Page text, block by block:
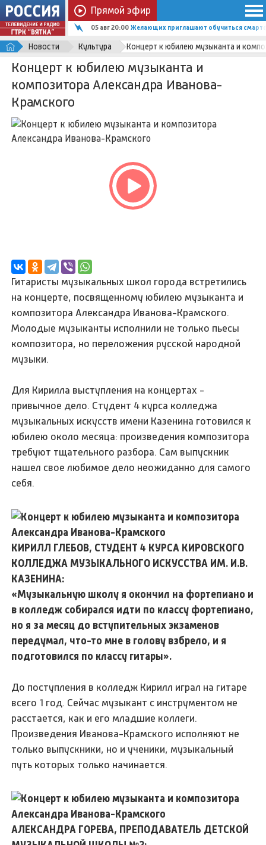
Прямой эфир
05 авг 19:15 В Верхнекамском районе осуждён 50-
Новости Культура Концерт к юбилею музыканта и
Концерт к юбилею музыканта и
композитора Александра Иванова-
Крамского
Гитаристы музыкальных школ города встретились
на концерте, посвященному юбилею музыканта и
композитора Александра Иванова-Крамского.
Молодые музыканты исполнили не только пьесы
композитора, но переложения русской народной
музыки.
Для Кирилла выступления на концертах -
привычное дело. Студент 4 курса колледжа
музыкальных искусств имени Казенина готовился к
юбилею около месяца: произведения композитора
требуют тщательного разбора. Сам выпускник
нашел свое любимое дело неожиданно для самого
себя.
КИРИЛЛ ГЛЕБОВ, СТУДЕНТ 4 КУРСА КИРОВСКОГО
КОЛЛЕДЖА МУЗЫКАЛЬНОГО ИСКУССТВА ИМ. И.В.
КАЗЕНИНА:
«Музыкальную школу я окончил на фортепиано и
в колледж собирался идти по классу фортепиано,
но я за месяц до вступительных экзаменов
передумал, что-то мне в голову взбрело, и я
подготовился по классу гитары».
До поступления в колледж Кирилл играл на гитаре
всего 1 год. Сейчас музыкант с инструментом не
расстается, как и его младшие коллеги.
Произведения Иванова-Крамского исполняют не
только выпускники, но и ученики, музыкальный
путь которых только начинается.
АЛЕКСАНДРА ГОРЕВА, ПРЕПОДАВАТЕЛЬ ДЕТСКОЙ